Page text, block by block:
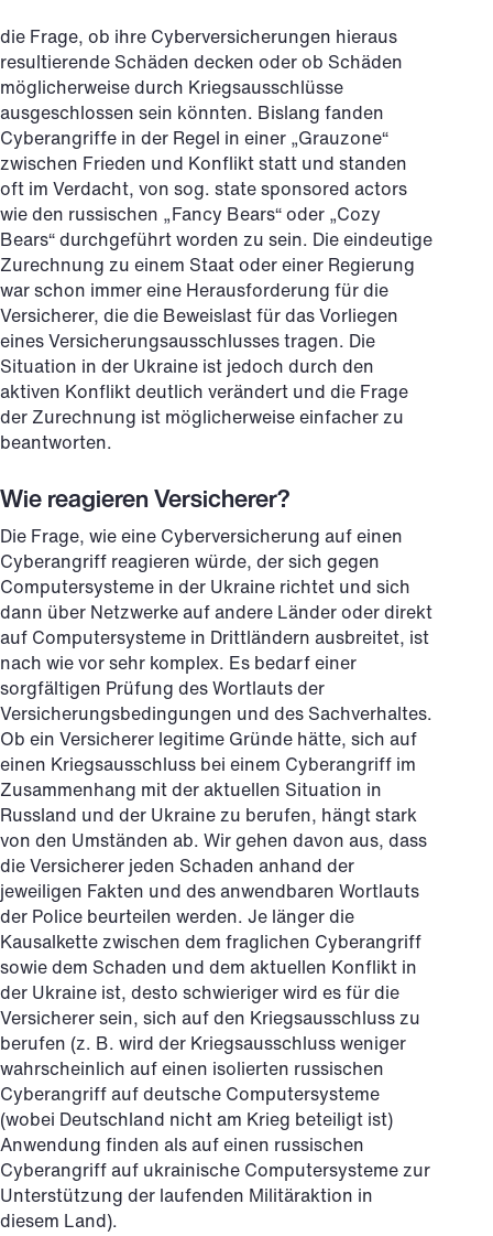
die Frage, ob ihre Cyberversicherungen hieraus
resultierende Schäden decken oder ob Schäden
möglicherweise durch Kriegsausschlüsse
ausgeschlossen sein könnten. Bislang fanden
Cyberangriffe in der Regel in einer „Grauzone“
zwischen Frieden und Konflikt statt und standen
oft im Verdacht, von sog. state sponsored actors
wie den russischen „Fancy Bears“ oder „Cozy
Bears“ durchgeführt worden zu sein. Die eindeutige
Zurechnung zu einem Staat oder einer Regierung
war schon immer eine Herausforderung für die
Versicherer, die die Beweislast für das Vorliegen
eines Versicherungsausschlusses tragen. Die
Situation in der Ukraine ist jedoch durch den
aktiven Konflikt deutlich verändert und die Frage
der Zurechnung ist möglicherweise einfacher zu
beantworten.
Wie reagieren Versicherer?
Die Frage, wie eine Cyberversicherung auf einen
Cyberangriff reagieren würde, der sich gegen
Computersysteme in der Ukraine richtet und sich
dann über Netzwerke auf andere Länder oder direkt
auf Computersysteme in Drittländern ausbreitet, ist
nach wie vor sehr komplex. Es bedarf einer
sorgfältigen Prüfung des Wortlauts der
Versicherungsbedingungen und des Sachverhaltes.
Ob ein Versicherer legitime Gründe hätte, sich auf
einen Kriegsausschluss bei einem Cyberangriff im
Zusammenhang mit der aktuellen Situation in
Russland und der Ukraine zu berufen, hängt stark
von den Umständen ab. Wir gehen davon aus, dass
die Versicherer jeden Schaden anhand der
jeweiligen Fakten und des anwendbaren Wortlauts
der Police beurteilen werden. Je länger die
Kausalkette zwischen dem fraglichen Cyberangriff
sowie dem Schaden und dem aktuellen Konflikt in
der Ukraine ist, desto schwieriger wird es für die
Versicherer sein, sich auf den Kriegsausschluss zu
berufen (z. B. wird der Kriegsausschluss weniger
wahrscheinlich auf einen isolierten russischen
Cyberangriff auf deutsche Computersysteme
(wobei Deutschland nicht am Krieg beteiligt ist)
Anwendung finden als auf einen russischen
Cyberangriff auf ukrainische Computersysteme zur
Unterstützung der laufenden Militäraktion in
diesem Land).